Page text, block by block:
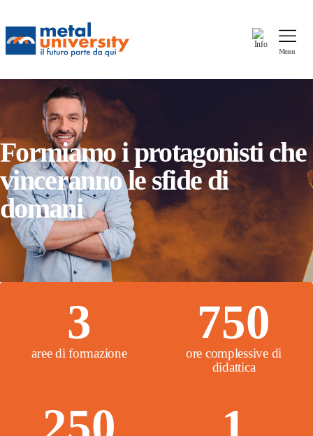
Info
Menu
Formiamo i protagonisti che
vinceranno le sfide di
domani
3
aree di formazione
750
ore complessive di
didattica